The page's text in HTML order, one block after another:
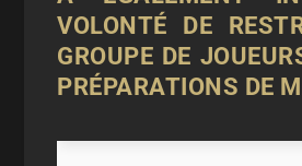
VOLONTÉ DE
GROUPE DE
PRÉPARATIONS DE